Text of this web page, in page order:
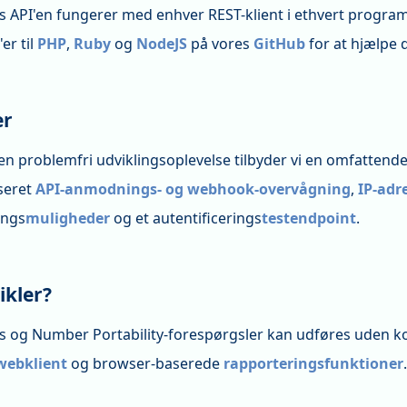
API'en fungerer med enhver REST-klient i ethvert
til PHP, Rubyog NodeJS på vores GitHubfor at hjælpe
problemfri udviklingsoplevelse tilbyder vi en
API-anmodnings- og webhook-overvågning, IP-
mulighederog et autentificeringstestendpoint.
og Number Portability-forespørgsler kan udføres uden
og browser-baserede rapporteringsfunktioner.